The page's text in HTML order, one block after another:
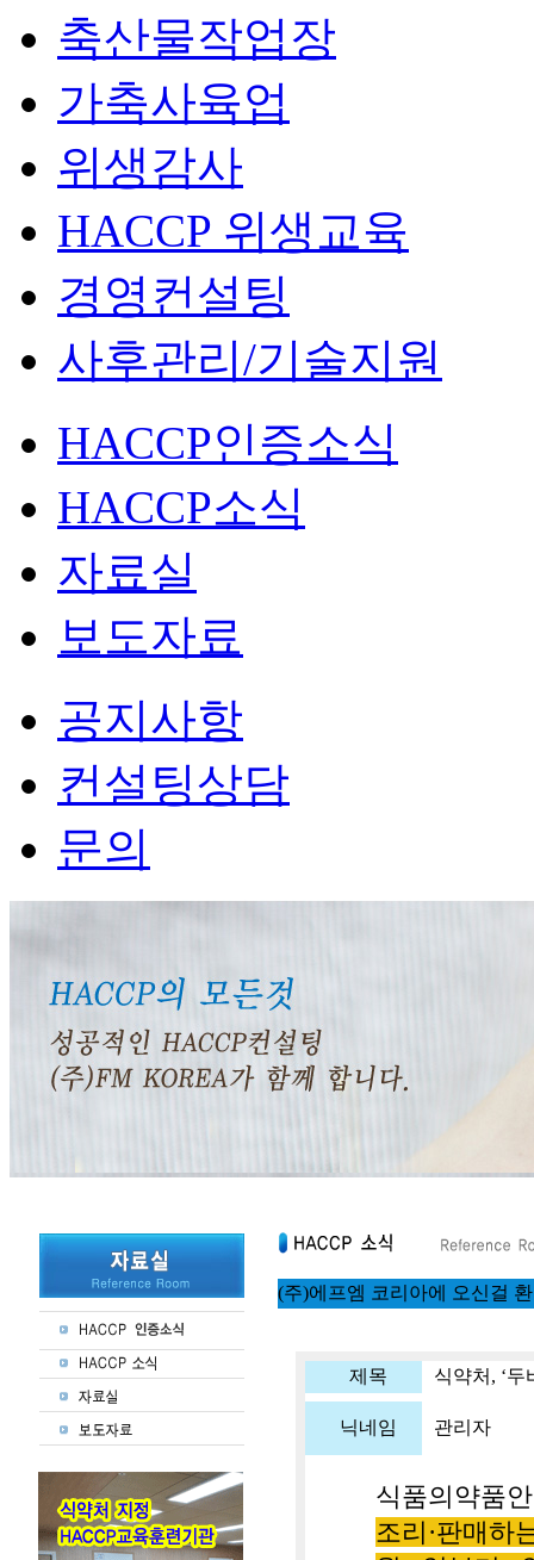
축산물작업장
가축사육업
위생감사
HACCP 위생교육
경영컨설팅
사후관리/기술지원
HACCP인증소식
HACCP소식
자료실
보도자료
공지사항
컨설팅상담
문의
(주)에프엠 코리아에 오신걸
제목 식약처, ‘
닉네임 관리자
식품의약품
조리 ·판매하